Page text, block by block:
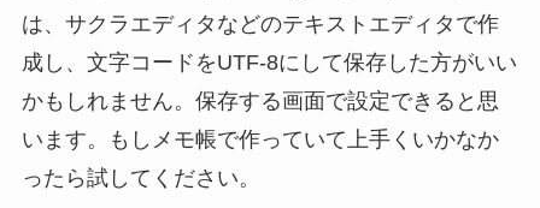
は、サクラエディタなどのテキストエディタで作
成し、文字コードをUTF-8にして保存した方がいい
かもしれません。保存する画面で設定できると思
います。もしメモ帳で作っていて上手くいかなか
ったら試してください。